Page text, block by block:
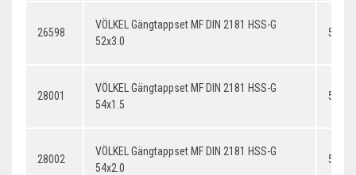
26598
VÖLKEL Gängtappset MF DIN 2181 HSS-G
52x3.0
28001
VÖLKEL Gängtappset MF DIN 2181 HSS-G
54x1.5
28002
VÖLKEL Gängtappset MF DIN 2181 HSS-G
54x2.0